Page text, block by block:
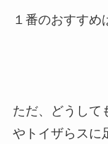
１番のおすすめ
ただ、どうして
やトイザらスに